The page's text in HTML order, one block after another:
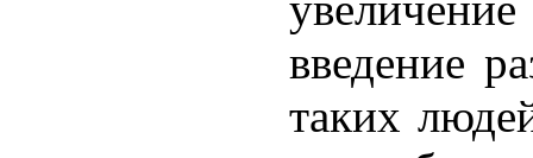
введение
таких